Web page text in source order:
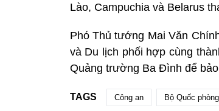
Lào, Campuchia và Belarus
Phó Thủ tướng Mai Văn
và Du lịch phối hợp cùng
Quảng trường Ba Đình để
TAGS Công an Bộ Quốc phòng